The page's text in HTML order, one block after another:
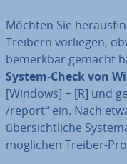
Möchten Sie
Treibern vorliegen,
bemerkbar gemacht
System-Check von
[Windows] + [R] und
/report“ ein. Nach
über­sicht­li­che
möglichen Treiber-